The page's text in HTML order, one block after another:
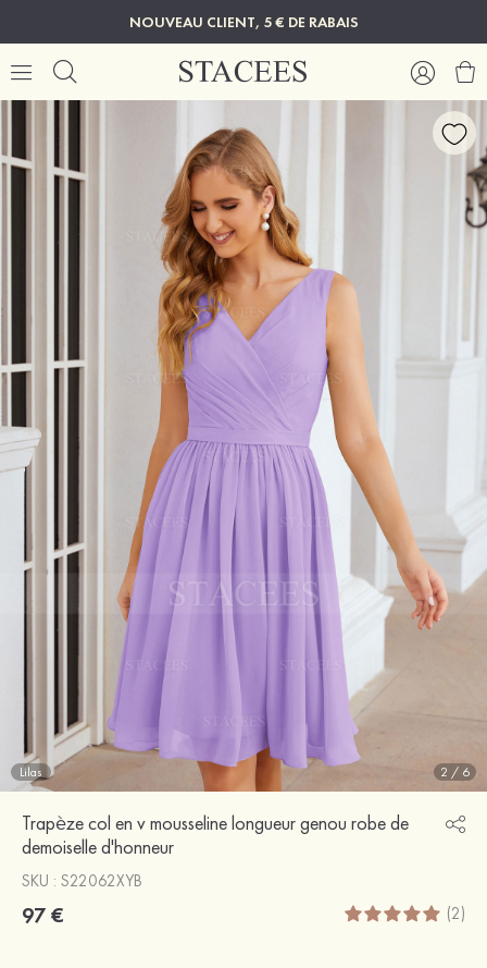
NOUVEAU CLIENT, 5 € DE RABAIS
Lilas 2 / 6
Trapèze col en v mousseline longueur genou robe de
demoiselle d'honneur
SKU : S22062XYB
97 € (2)